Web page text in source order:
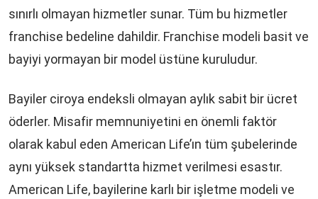
sınırlı olmayan hizmetler sunar. Tüm bu hizmetler
franchise bedeline dahildir. Franchise modeli basit ve
bayiyi yormayan bir model üstüne kuruludur.
Bayiler ciroya endeksli olmayan aylık sabit bir ücret
öderler. Misafir memnuniyetini en önemli faktör
olarak kabul eden American Life’ın tüm şubelerinde
aynı yüksek standartta hizmet verilmesi esastır.
American Life, bayilerine karlı bir işletme modeli ve